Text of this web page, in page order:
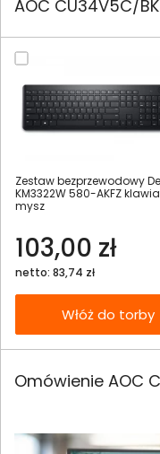
AOC CU34V5C/
Zestaw bezprzewodowy
KM3322W 580-AKFZ
mysz
103,00 zł
netto: 83,74 zł
Włóż do torby
Omówienie AOC